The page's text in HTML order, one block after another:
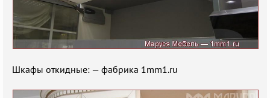
Шкафы откидные: — фабрика 1mm1.ru